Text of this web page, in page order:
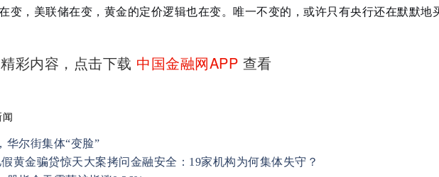
变，美联储在变，黄金的定价逻辑也在变。唯一不变的，或许只有央行还在默默地
彩内容，点击下载 中国金融网APP 查看
华尔街集体“变脸”
假黄金骗贷惊天大案拷问金融安全：19家机构为何集体失守？